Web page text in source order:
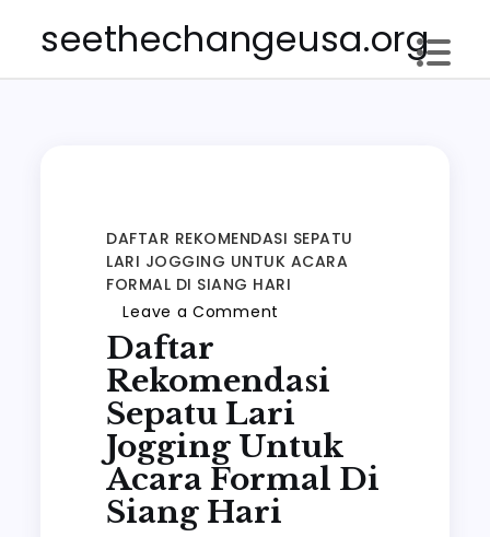
seethechangeusa.org
DAFTAR REKOMENDASI SEPATU
LARI JOGGING UNTUK ACARA
FORMAL DI SIANG HARI
Leave a Comment
rekomendasi
Sepatu
lari
jogging
untuk
acara
Daftar
Rekomendasi
Sepatu Lari
Jogging Untuk
Acara Formal Di
Siang Hari